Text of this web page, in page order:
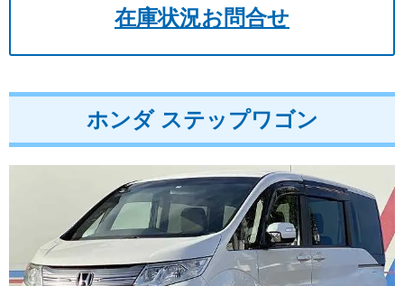
在庫状況お問合せ
ホンダ ステップワゴン